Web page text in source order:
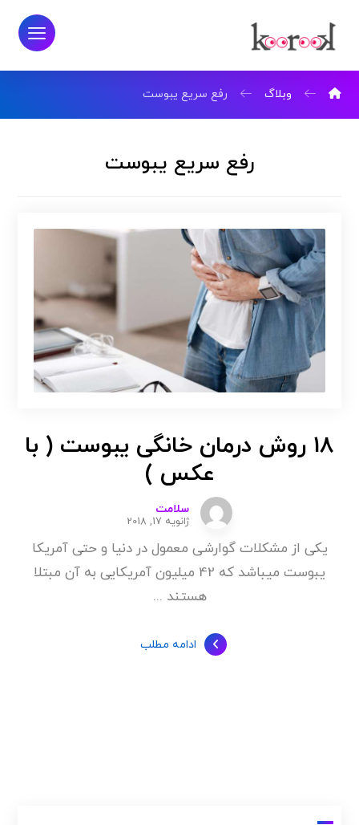
وبلاگ رفع سریع یبوست
رفع سریع یبوست
18 روش درمان خانگی یبوست ( با
عکس )
سلامت
ژانویه 17, 2018
یکی از مشکلات گوارشی معمول در دنیا و حتی آمریکا
یبوست میباشد که 42 میلیون آمریکایی به آن مبتلا
هستند ...
ادامه مطلب